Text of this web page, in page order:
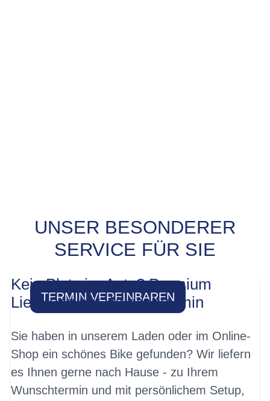
PROBEFAHRT? JA,
SOFORT!
TERMIN VEREINBAREN
UNSER BESONDERER
SERVICE FÜR SIE
Kein Platz im Auto? Premium
Lieferung mit Wunschtermin
Sie haben in unserem Laden oder im Online-
Shop ein schönes Bike gefunden? Wir liefern
es Ihnen gerne nach Hause - zu Ihrem
Wunschtermin und mit persönlichem Setup,